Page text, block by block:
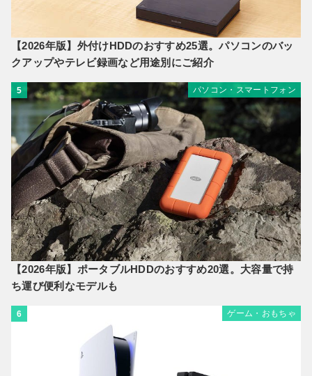
【2026年版】外付けHDDのおすすめ25選。パソコンのバッ
クアップやテレビ録画など用途別にご紹介
5 パソコン・スマートフォン
【2026年版】ポータブルHDDのおすすめ20選。大容量で持
ち運び便利なモデルも
6 ゲーム・おもちゃ